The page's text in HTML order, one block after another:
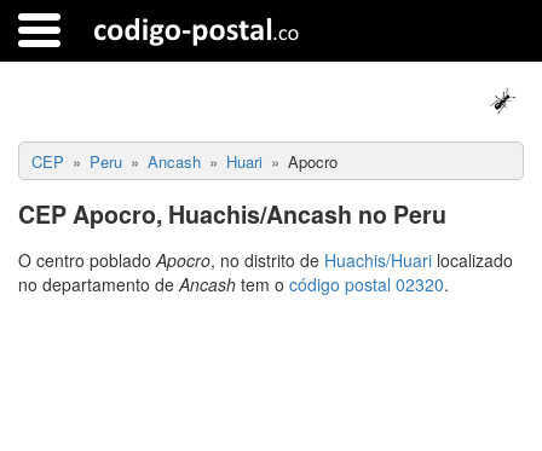
CEP Peru Ancash Huari Apocro
CEP Apocro, Huachis/Ancash no Peru
O centro poblado Apocro, no distrito de Huachis/Huari localizado
no departamento de Ancash tem o código postal 02320.